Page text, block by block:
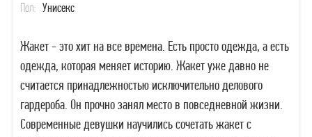
Пол: Унисекс
Жакет - это хит на все времена. Есть просто одежда, а есть
одежда, которая меняет историю. Жакет уже давно не
считается принадлежностью исключительно делового
гардероба. Он прочно занял место в повседневной жизни.
Современные девушки научились сочетать жакет с